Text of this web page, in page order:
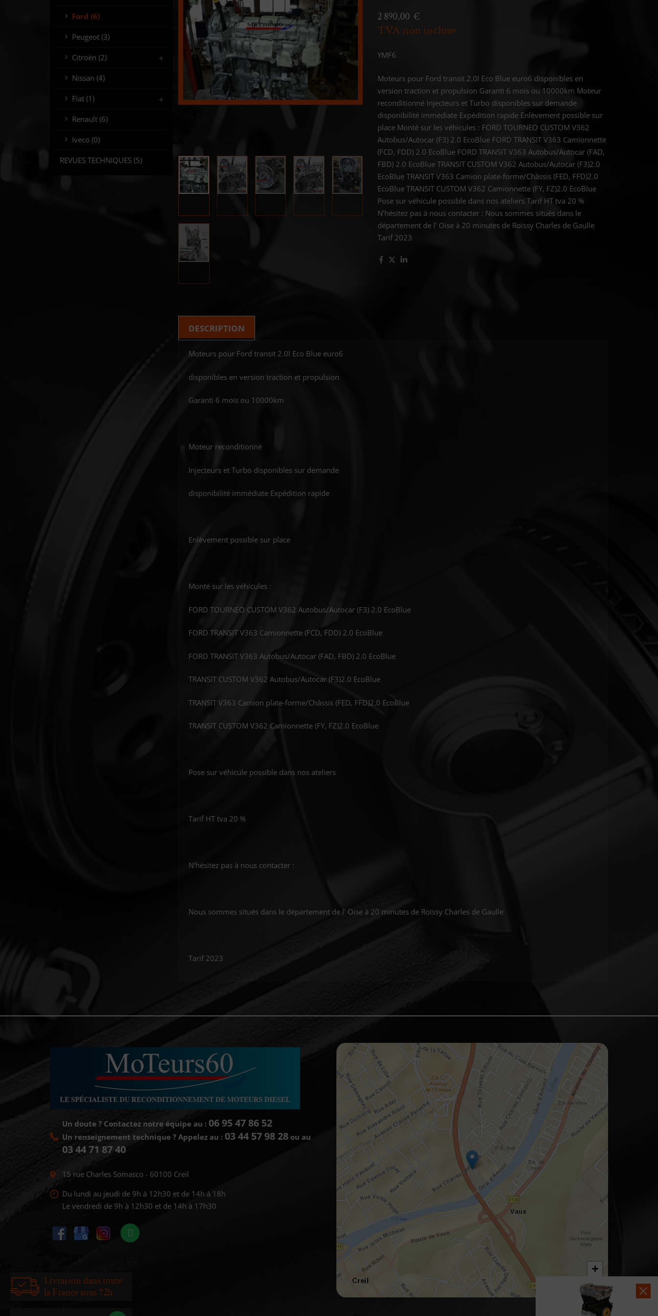
Ford (6)
Peugeot (3)
Citroën (2)
Nissan (4)
Fiat (1)
Renault (6)
Iveco (0)
REVUES TECHNIQUES (5)
2 890,00 €
TVA non incluse
YMF6
Moteurs pour Ford transit 2.0l Eco Blue euro6 disponibles en
version traction et propulsion Garanti 6 mois ou 10000km Moteur
reconditionné Injecteurs et Turbo disponibles sur demande
disponibilité immédiate Expédition rapide Enlèvement possible sur
place Monté sur les véhicules : FORD TOURNEO CUSTOM V362
Autobus/Autocar (F3) 2.0 EcoBlue FORD TRANSIT V363 Camionnette
(FCD, FDD) 2.0 EcoBlue FORD TRANSIT V363 Autobus/Autocar (FAD,
FBD) 2.0 EcoBlue TRANSIT CUSTOM V362 Autobus/Autocar (F3)2.0
EcoBlue TRANSIT V363 Camion plate-forme/Châssis (FED, FFD)2.0
EcoBlue TRANSIT CUSTOM V362 Camionnette (FY, FZ)2.0 EcoBlue
Pose sur véhicule possible dans nos ateliers Tarif HT tva 20 %
N’hésitez pas à nous contacter : Nous sommes situés dans le
département de l' Oise à 20 minutes de Roissy Charles de Gaulle
Tarif 2023
DESCRIPTION
Moteurs pour Ford transit 2.0l Eco Blue euro6
disponibles en version traction et propulsion
Garanti 6 mois ou 10000km
Moteur reconditionné
Injecteurs et Turbo disponibles sur demande
disponibilité immédiate Expédition rapide
Enlèvement possible sur place
Monté sur les véhicules :
FORD TOURNEO CUSTOM V362 Autobus/Autocar (F3) 2.0 EcoBlue
FORD TRANSIT V363 Camionnette (FCD, FDD) 2.0 EcoBlue
FORD TRANSIT V363 Autobus/Autocar (FAD, FBD) 2.0 EcoBlue
TRANSIT CUSTOM V362 Autobus/Autocar (F3)2.0 EcoBlue
TRANSIT V363 Camion plate-forme/Châssis (FED, FFD)2.0 EcoBlue
TRANSIT CUSTOM V362 Camionnette (FY, FZ)2.0 EcoBlue
Pose sur véhicule possible dans nos ateliers
Tarif HT tva 20 %
N’hésitez pas à nous contacter :
Nous sommes situés dans le département de l' Oise à 20 minutes de Roissy Charles de Gaulle
Tarif 2023
Un doute ? Contactez notre équipe au : 06 95 47 86 52
Un renseignement technique ? Appelez au : 03 44 57 98 28 ou au
03 44 71 87 40
15 rue Charles Somasco - 60100 Creil
Du lundi au jeudi de 9h à 12h30 et de 14h à 18h
Le vendredi de 9h à 12h30 et de 14h à 17h30
Livraison dans toute
la France sous 72h